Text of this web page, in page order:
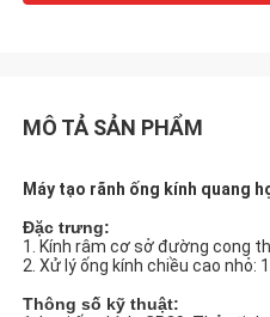
MÔ TẢ SẢN PHẨM
Máy tạo rãnh ống kính quang
Đặc trưng:
1. Kính râm cơ sở đường cong
2. Xử lý ống kính chiều cao nhỏ:
Thông số kỹ thuật: